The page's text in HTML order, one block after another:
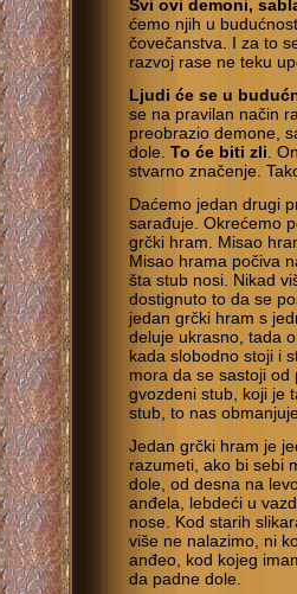
Svi ovi demoni,
ćemo njih u
čovečanstva. I za to
razvoj rase ne teku
Ljudi će se u
se na pravilan način
preobrazio demone,
dole.To će biti zli .
stvarno značenje.
Daćemo jedan drugi
sarađuje. Okrećemo
grčki hram. Misao
Misao hrama počiva
šta stub nosi. Nikad
dostignuto to da se
jedan grčki hram s
deluje ukrasno, tada
kada slobodno stoji i
mora da se sastoji
gvozdeni stub, koji je
stub, to nas
Jedan grčki hram je
razumeti, ako bi sebi
dole, od desna na
anđela, lebdeći u
nose. Kod starih
više ne nalazimo, ni
anđeo, kod kojeg
da padne dole.